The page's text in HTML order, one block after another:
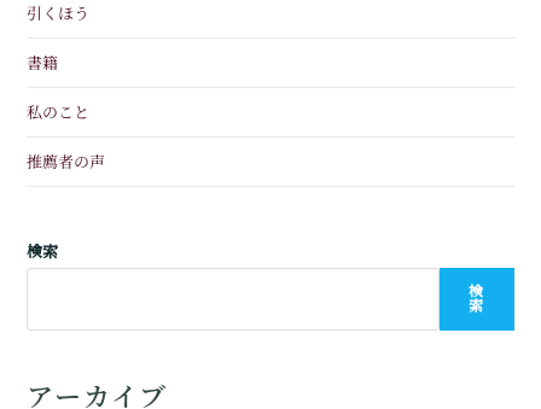
引くほう
書籍
私のこと
推薦者の声
検索
検
索
アーカイブ